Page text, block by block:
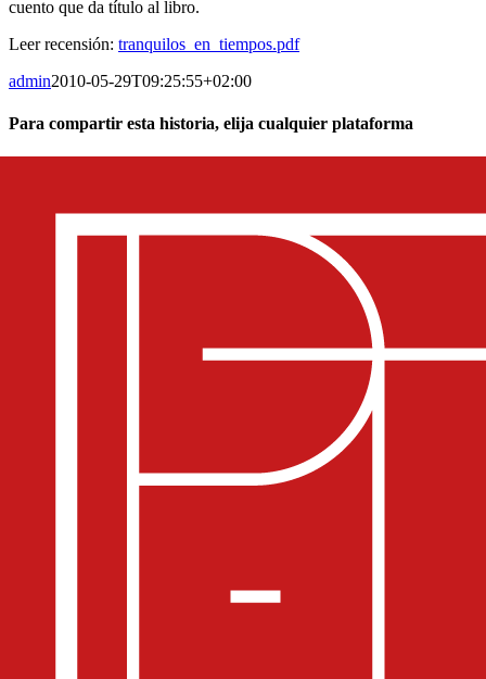
cuento que da título al libro.
Leer recensión: tranquilos_en_tiempos.pdf
admin2010-05-29T09:25:55+02:00
Para compartir esta historia, elija cualquier plataforma